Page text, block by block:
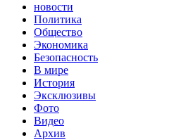
новости
Политика
Общество
Экономика
Безопасность
В мире
История
Эксклюзивы
Фото
Видео
Архив